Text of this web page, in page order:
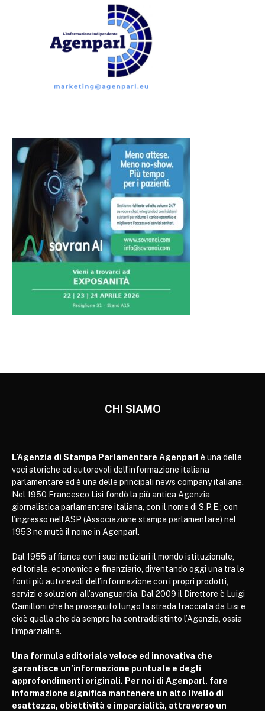
CHI SIAMO
L’Agenzia di Stampa Parlamentare Agenparl è una delle
voci storiche ed autorevoli dell’informazione italiana
parlamentare ed è una delle principali news company italiane.
Nel 1950 Francesco Lisi fondò la più antica Agenzia
giornalistica parlamentare italiana, con il nome di S.P.E.; con
l’ingresso nell’ASP (Associazione stampa parlamentare) nel
1953 ne mutò il nome in Agenparl.
Dal 1955 affianca con i suoi notiziari il mondo istituzionale,
editoriale, economico e finanziario, diventando oggi una tra le
fonti più autorevoli dell’informazione con i propri prodotti,
servizi e soluzioni all’avanguardia. Dal 2009 il Direttore è Luigi
Camilloni che ha proseguito lungo la strada tracciata da Lisi e
cioè quella che da sempre ha contraddistinto l’Agenzia, ossia
l’imparzialità.
Una formula editoriale veloce ed innovativa che
garantisce un’informazione puntuale e degli
approfondimenti originali. Per noi di Agenparl, fare
informazione significa mantenere un alto livello di
esattezza, obiettività e imparzialità, attraverso un